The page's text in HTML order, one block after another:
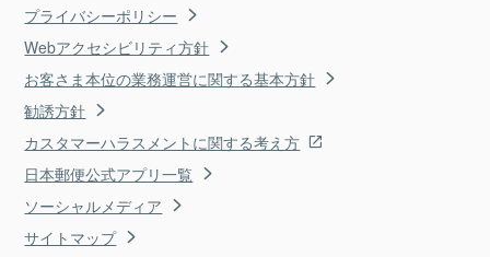
プライバシーポリシー
Webアクセシビリティ方針
お客さま本位の業務運営に関する基本方針
勧誘方針
カスタマーハラスメントに関する考え方
日本郵便公式アプリ一覧
ソーシャルメディア
サイトマップ